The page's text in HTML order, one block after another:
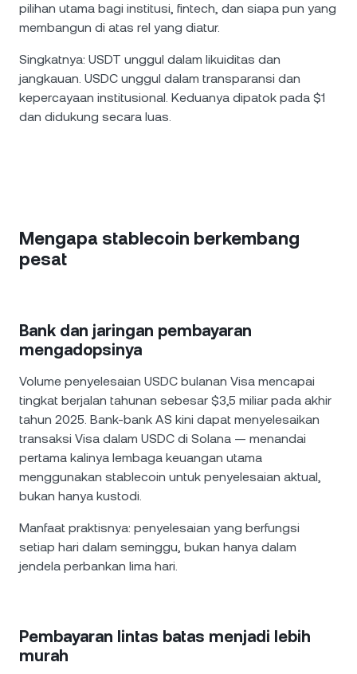
pilihan utama bagi institusi, fintech, dan siapa pun yang
membangun di atas rel yang diatur.
Singkatnya: USDT unggul dalam likuiditas dan
jangkauan. USDC unggul dalam transparansi dan
kepercayaan institusional. Keduanya dipatok pada $1
dan didukung secara luas.
Mengapa stablecoin berkembang
pesat
Bank dan jaringan pembayaran
mengadopsinya
Volume penyelesaian USDC bulanan Visa mencapai
tingkat berjalan tahunan sebesar $3,5 miliar pada akhir
tahun 2025. Bank-bank AS kini dapat menyelesaikan
transaksi Visa dalam USDC di Solana — menandai
pertama kalinya lembaga keuangan utama
menggunakan stablecoin untuk penyelesaian aktual,
bukan hanya kustodi.
Manfaat praktisnya: penyelesaian yang berfungsi
setiap hari dalam seminggu, bukan hanya dalam
jendela perbankan lima hari.
Pembayaran lintas batas menjadi lebih
murah